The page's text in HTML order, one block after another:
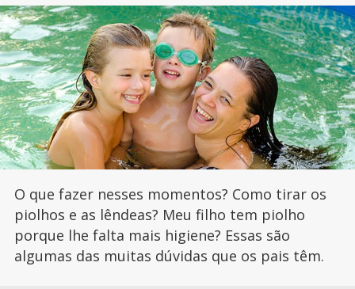
O que fazer nesses momentos? Como tirar os
piolhos e as lêndeas? Meu filho tem piolho
porque lhe falta mais higiene? Essas são
algumas das muitas dúvidas que os pais têm.